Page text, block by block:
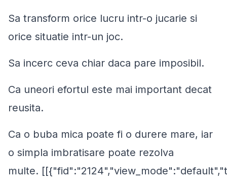
Sa transform orice lucru intr-o jucarie si
orice situatie intr-un joc.
Sa incerc ceva chiar daca pare imposibil.
Ca uneori efortul este mai important decat
reusita.
Ca o buba mica poate fi o durere mare, iar
o simpla imbratisare poate rezolva
multe.